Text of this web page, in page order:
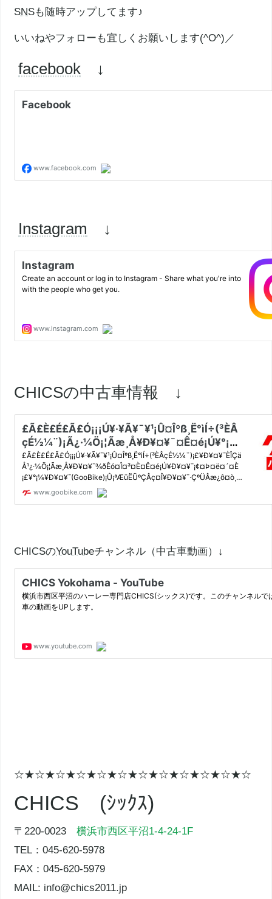
SNSも随時アップしてます♪
いいねやフォローも宜しくお願いします(^O^)／
facebook ↓
Instagram ↓
CHICSの中古車情報 ↓
CHICSのYouTubeチャンネル（中古車動画）↓
☆★☆★☆★☆★☆★☆★☆★☆★☆★☆★☆★☆
CHICS (ｼｯｸｽ)
〒220-0023横浜市西区平沼1-4-24-1F
TEL：045-620-5978
FAX：045-620-5979
MAIL: info@chics2011.jp